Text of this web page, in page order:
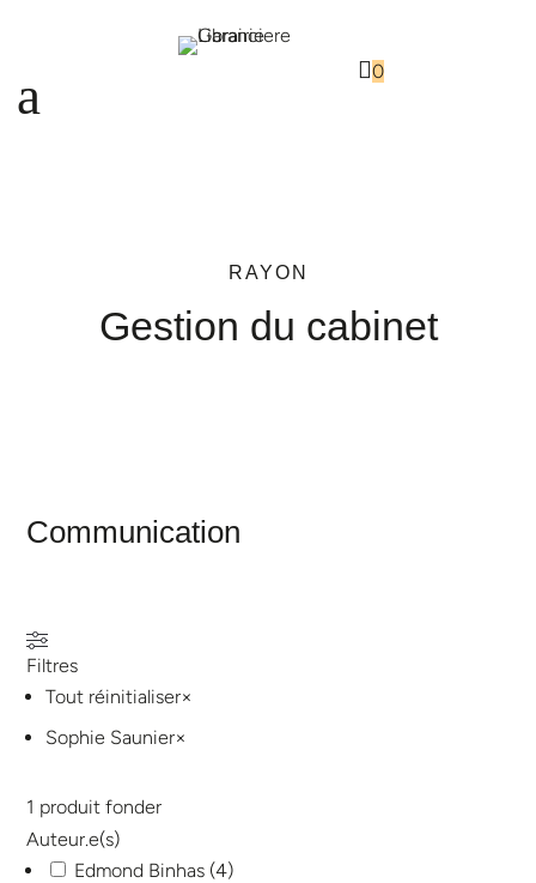
a 0
RAYON
Gestion du cabinet
Communication
Filtres
Tout réinitialiser×
Sophie Saunier×
1 produit fonder
Auteur.e(s)
Edmond Binhas (4)